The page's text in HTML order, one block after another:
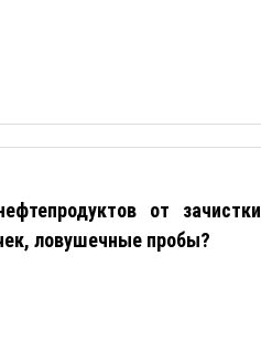
от зачистки
ловушечные пробы?